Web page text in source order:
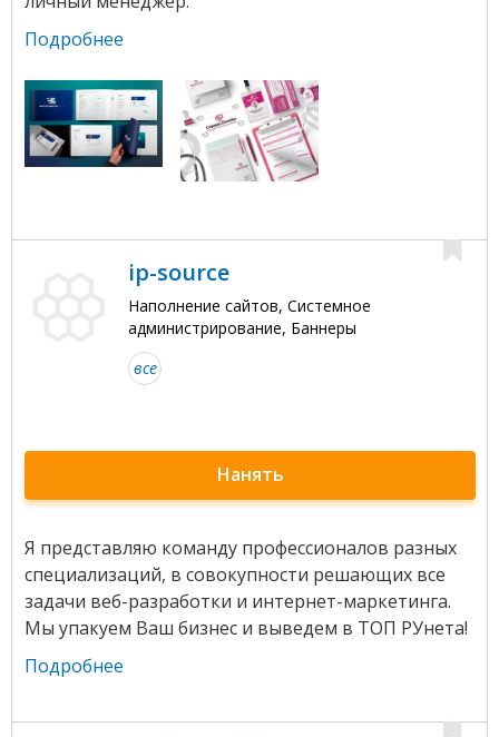
Подробнее
ip-source
Наполнение сайтов, Системное
администрирование, Баннеры
все
Нанять
Я представляю команду профессионалов разных
специализаций, в совокупности решающих все
задачи веб-разработки и интернет-маркетинга.
Мы упакуем Ваш бизнес и выведем в ТОП РУнета!
Подробнее